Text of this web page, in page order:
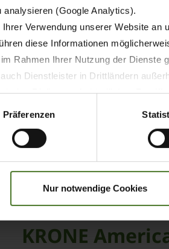
(Google Analytics).
Verwendung unserer Website an
diese Informationen
Rahmen Ihrer Nutzung der Dienste
Dienstleister in Drittländern
das Risiko von behördlichen
Präferenzen
Nur notwendige Cookies
Current
North
Territory Service
Manager
Canada)
KRONE